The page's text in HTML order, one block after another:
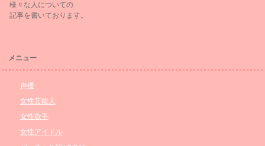
様々な人についての
記事を書いております。
メニュー
声優
女性芸能人
女性歌手
女性アイドル